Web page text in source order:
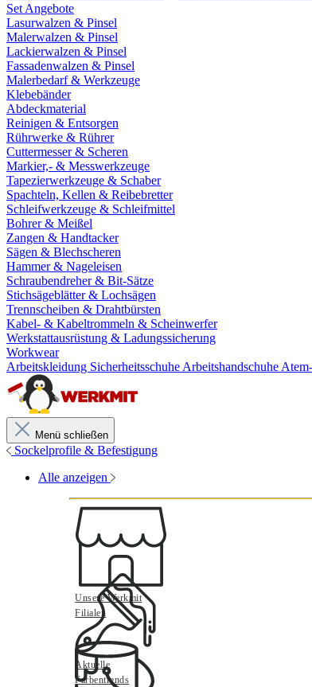
Set Angebote
Lasurwalzen & Pinsel
Malerwalzen & Pinsel
Lackierwalzen & Pinsel
Fassadenwalzen & Pinsel
Malerbedarf & Werkzeuge
Klebebänder
Abdeckmaterial
Reinigen & Entsorgen
Rührwerke & Rührer
Cuttermesser & Scheren
Markier,- & Messwerkzeuge
Tapezierwerkzeuge & Schaber
Spachteln, Kellen & Reibebretter
Schleifwerkzeuge & Schleifmittel
Bohrer & Meißel
Zangen & Handtacker
Sägen & Blechscheren
Hammer & Nageleisen
Schraubendreher & Bit-Sätze
Stichsägeblätter & Lochsägen
Trennscheiben & Drahtbürsten
Kabel- & Kabeltrommeln & Scheinwerfer
Werkstattausrüstung & Ladungssicherung
Workwear
Arbeitskleidung Sicherheitsschuhe Arbeitshandschuhe
Menü schließen
Sockelprofile & Befestigung
Alle anzeigen
Unsere Werkmit
Filialen
Aktuelle
Farbentrends